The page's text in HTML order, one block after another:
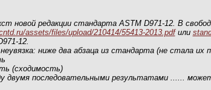
новой редакции стандарта ASTM D971-12. В
assets/files/upload/210414/55413-2013.pdfили
12.
ниже два абзаца из стандарта (не стала их
(сходимость)
двумя последовательными результатами ......